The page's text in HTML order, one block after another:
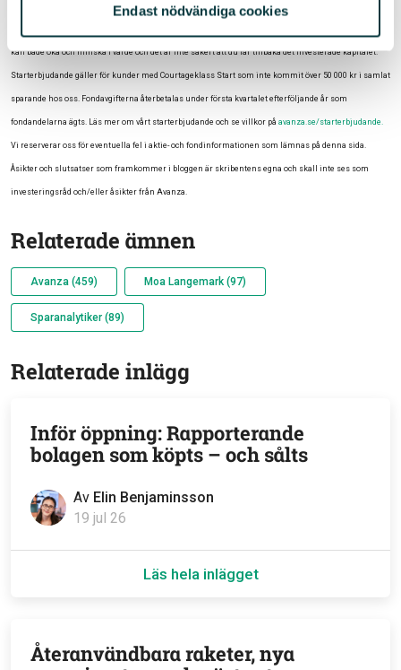
Endast nödvändiga cookies
kan både öka och minska i värde och det är inte säkert att du får tillbaka det investerade kapitalet.
Starterbjudande gäller för kunder med Courtageklass Start som inte kommit över 50 000 kr i samlat
sparande hos oss. Fondavgifterna återbetalas under första kvartalet efterföljande år som
fondandelarna ägts. Läs mer om vårt starterbjudande och se villkor på avanza.se/starterbjudande.
Vi reserverar oss för eventuella fel i aktie- och fondinformationen som lämnas på denna sida.
Åsikter och slutsatser som framkommer i bloggen är skribentens egna och skall inte ses som
investeringsråd och/eller åsikter från Avanza.
Relaterade ämnen
Avanza (459) Moa Langemark (97)
Sparanalytiker (89)
Relaterade inlägg
Av Elin Benjaminsson
19 jul 26
Inför öppning: Rapporterande
bolagen som köpts – och sålts
Läs hela inlägget
Återanvändbara raketer, nya